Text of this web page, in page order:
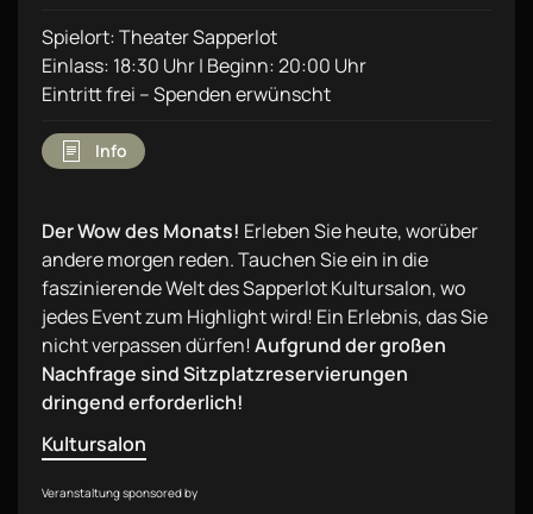
Spielort: Theater Sapperlot
Einlass: 18:30 Uhr | Beginn: 20:00 Uhr
Eintritt frei – Spenden erwünscht
Info
Der Wow des Monats! Erleben Sie heute, worüber
andere morgen reden. Tauchen Sie ein in die
faszinierende Welt des Sapperlot Kultursalon, wo
jedes Event zum Highlight wird! Ein Erlebnis, das Sie
nicht verpassen dürfen! Aufgrund der großen
Nachfrage sind Sitzplatzreservierungen
dringend erforderlich!
Kultursalon
Veranstaltung sponsored by